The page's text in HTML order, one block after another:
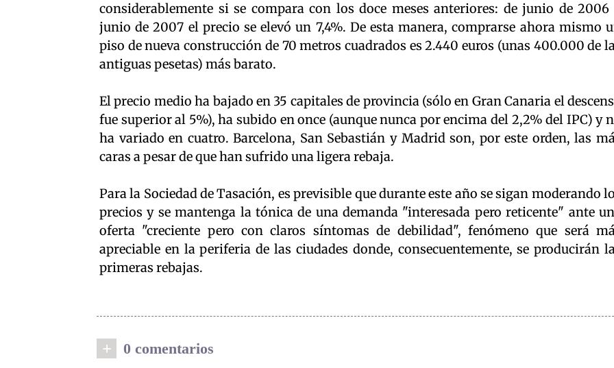
considerablemente si se compara con los doce meses anteriores: de junio de 2006
junio de 2007 el precio se elevó un 7,4%. De esta manera, comprarse ahora mismo
piso de nueva construcción de 70 metros cuadrados es 2.440 euros (unas 400.000 de
antiguas pesetas) más barato.
El precio medio ha bajado en 35 capitales de provincia (sólo en Gran Canaria el
fue superior al 5%), ha subido en once (aunque nunca por encima del 2,2% del IPC) y
ha variado en cuatro. Barcelona, San Sebastián y Madrid son, por este orden, las
caras a pesar de que han sufrido una ligera rebaja.
Para la Sociedad de Tasación, es previsible que durante este año se sigan moderando
precios y se mantenga la tónica de una demanda "interesada pero reticente" ante
oferta "creciente pero con claros síntomas de debilidad", fenómeno que será
apreciable en la periferia de las ciudades donde, consecuentemente, se producirán
primeras rebajas.
+ 0 comentarios